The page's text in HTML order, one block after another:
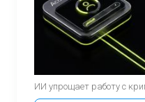
ИИ упрощает работу с